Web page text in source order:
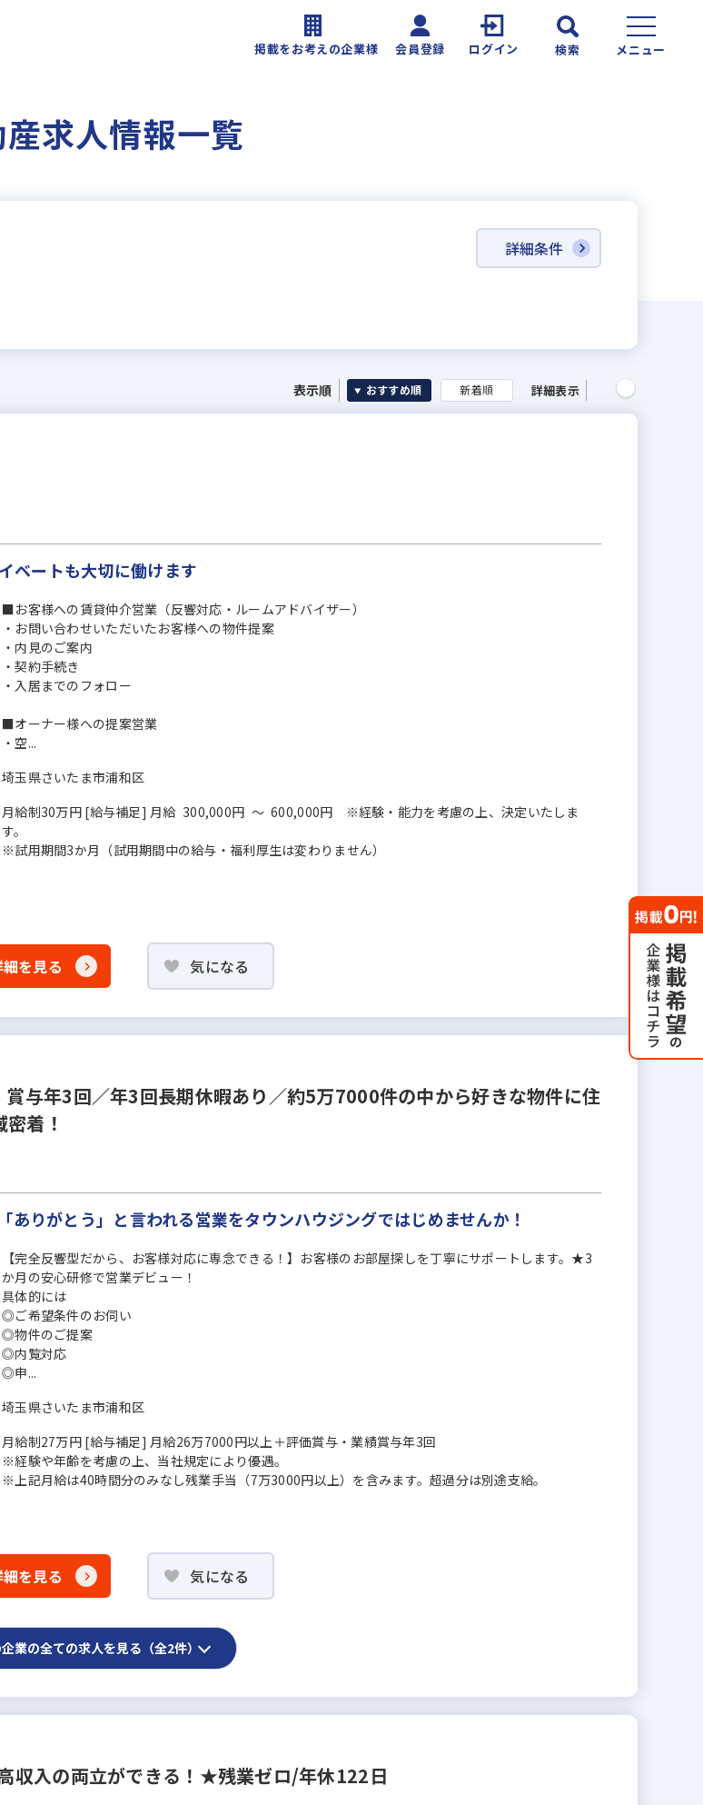
掲載をお考えの企業様 会員登録 ログイン 検索 メニュー
求人情報一覧
詳細条件
表示順 おすすめ順 新着順 詳細表示
ベートも大切に働けます
■お客様への賃貸仲介営業（反響対応・ルームアドバイザー）
・お問い合わせいただいたお客様への物件提案
・内見のご案内
・契約手続き
・入居までのフォロー
■オーナー様への提案営業
・空...
埼玉県さいたま市浦和区
月給制30万円 [給与補足] 月給 300,000円 ～ 600,000円 ※経験・能力を考慮の上、決定いたしま
す。
※試用期間3か月（試用期間中の給与・福利厚生は変わりません）
を見る 気になる
与年3回／年3回長期休暇あり／約5万7000件の中から好きな物件に住
着！
りがとう」と言われる営業をタウンハウジングではじめませんか！
【完全反響型だから、お客様対応に専念できる！】お客様のお部屋探しを丁寧にサポートします。★3
か月の安心研修で営業デビュー！
具体的には
◎ご希望条件のお伺い
◎物件のご提案
◎内覧対応
◎申...
埼玉県さいたま市浦和区
月給制27万円 [給与補足] 月給26万7000円以上＋評価賞与・業績賞与年3回
※経験や年齢を考慮の上、当社規定により優遇。
※上記月給は40時間分のみなし残業手当（7万3000円以上）を含みます。超過分は別途支給。
を見る 気になる
企業の全ての求人を見る（全2件）
収入の両立ができる！★残業ゼロ/年休122日